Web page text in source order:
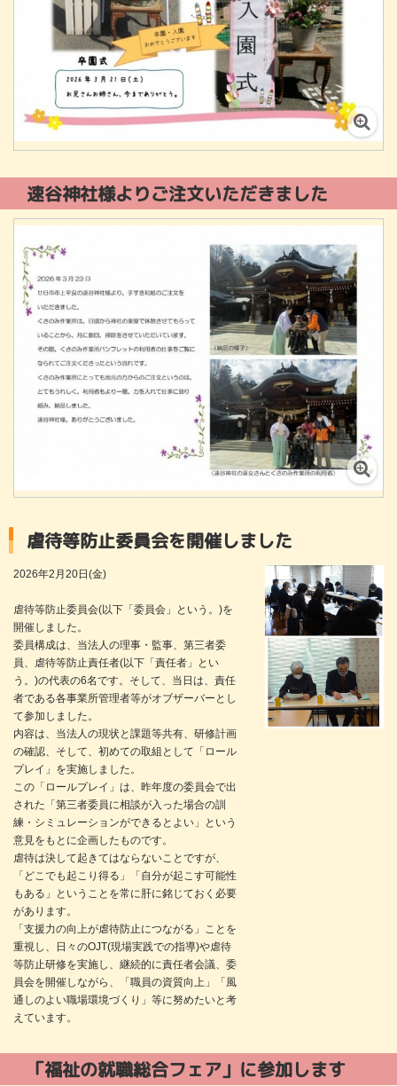
速谷神社様よりご注文いただきました
虐待等防止委員会を開催しました
2026年2月20日(金)
虐待等防止委員会(以下「委員会」という。)を
開催しました。
委員構成は、当法人の理事・監事、第三者委
員、虐待等防止責任者(以下「責任者」とい
う。)の代表の6名です。そして、当日は、責任
者である各事業所管理者等がオブザーバーとし
て参加しました。
内容は、当法人の現状と課題等共有、研修計画
の確認、そして、初めての取組として「ロール
プレイ」を実施しました。
この「ロールプレイ」は、昨年度の委員会で出
された「第三者委員に相談が入った場合の訓
練・シミュレーションができるとよい」という
意見をもとに企画したものです。
虐待は決して起きてはならないことですが、
「どこでも起こり得る」「自分が起こす可能性
もある」ということを常に肝に銘じておく必要
があります。
「支援力の向上が虐待防止につながる」ことを
重視し、日々のOJT(現場実践での指導)や虐待
等防止研修を実施し、継続的に責任者会議、委
員会を開催しながら、「職員の資質向上」「風
通しのよい職場環境づくり」等に努めたいと考
えています。
「福祉の就職総合フェア」に参加します